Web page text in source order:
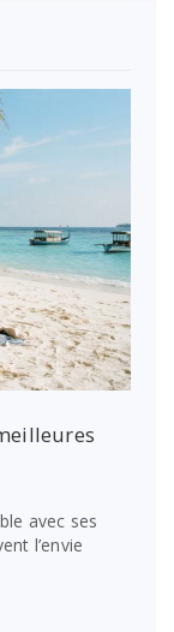
sur
Où
partir
au
avec ses
l’envie